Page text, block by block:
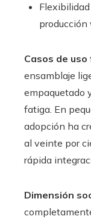
producción
Casos de
ensamblaje
empaquetado
fatiga. En
adopción ha
al veinte por
rápida
Dimensión